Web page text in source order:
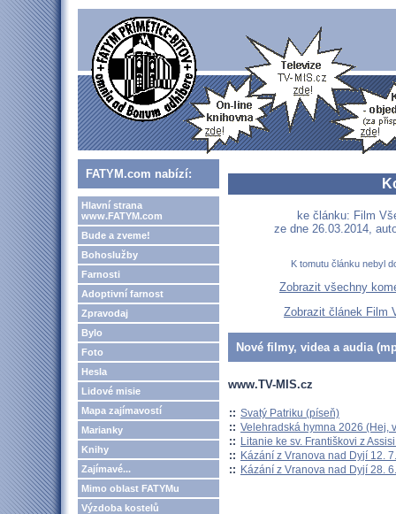
FATYM.com nabízí:
Hlavní strana
www.FATYM.com
Bude a zveme!
Bohoslužby
Farnosti
Adoptivní farnost
Zpravodaj
Bylo
Foto
Hesla
Lidové misie
Mapa zajímavostí
Marianky
Knihy
Zajímavé...
Mimo oblast FATYMu
Výzdoba kostelů
ke článku: Film
ze dne 26.03.2014,
K tomutu článku nebyl
Zobrazit všechny
Zobrazit článek Film
Nové filmy, videa a audia
www.TV-MIS.cz
:: Svatý Patriku (píseň)
:: Velehradská hymna 2026 (Hej,
:: Litanie ke sv. Františkovi z
:: Kázání z Vranova nad Dyjí 12.
:: Kázání z Vranova nad Dyjí 28.